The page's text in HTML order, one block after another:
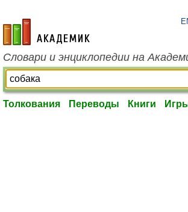
academic.ru
Словари и энциклопедии на
Толкования Переводы Книги